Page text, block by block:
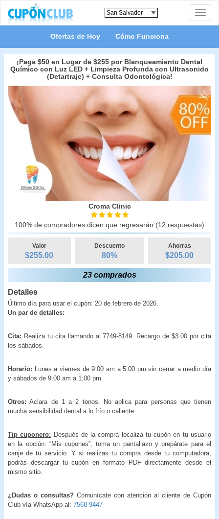
Toggle
Ofertas de Hoy Cómo Funciona
¡Paga $50 en Lugar de $255 por Blanqueamiento Dental
Químico con Luz LED + Limpieza Profunda con Ultrasonido
(Detartraje) + Consulta Odontológica!
Croma Clinic
100% de compradores dicen que regresarán (12 respuestas)
Valor
$255.00
Descuento
80%
Ahorras
$205.00
23 comprados
Detalles
Último día para usar el cupón: 20 de febrero de 2026.
Un par de detalles:
Cita: Realiza tu cita llamando al 7749-8149. Recargo de $3.00 por cita
los sábados.
Horario: Lunes a viernes de 9:00 am a 5:00 pm sin cerrar a medio día
y sábados de 9:00 am a 1:00 pm.
Otros: Aclara de 1 a 2 tonos. No aplica para personas que tienen
mucha sensibilidad dental a lo frío o caliente.
Tip cuponero: Después de la compra localiza tu cupón en tu usuario
en la opción: “Mis cupones”, toma un pantallazo y prepárate para el
canje de tu servicio. Y si realizas tu compra desde tu computadora,
podrás descargar tu cupón en formato PDF directamente desde el
mismo sitio.
¿Dudas o consultas? Comunícate con atención al cliente de Cupón
Club vía WhatsApp al: 7568-9447